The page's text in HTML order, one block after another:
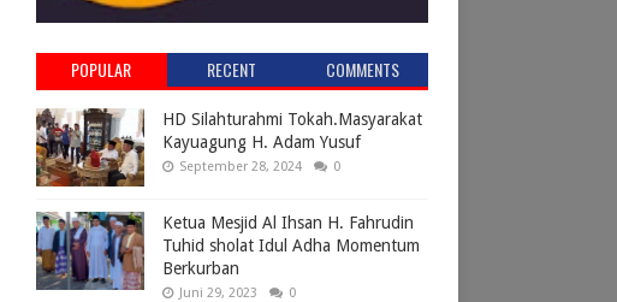
POPULAR RECENT COMMENTS
HD Silahturahmi Tokah.Masyarakat
Kayuagung H. Adam Yusuf
September 28, 2024 0
Ketua Mesjid Al Ihsan H. Fahrudin
Tuhid sholat Idul Adha Momentum
Berkurban
Juni 29, 2023 0